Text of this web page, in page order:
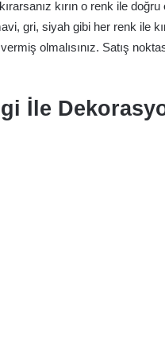
kırın o renk ile
gri, siyah gibi her renk ile
olmalısınız. Satış
İle